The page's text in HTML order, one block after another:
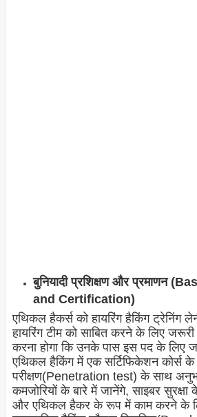
बुनियादी प्रशिक्षण और प्रमाणन
and Certification)
एथिकल हैकर्स को हायरिंग हैकिंग ट्रेनिंग
हायरिंग टीम को साबित करने के लिए जरूरी
करना होगा कि उनके पास इस पद के लिए
एथिकल हैकिंग में एक सर्टिफिकेशन कोर्स के
परीक्षण(Penetration test) के साथ
कमजोरियों के बारे में जानेंगे, साइबर सुरक्षा
और एथिकल हैकर के रूप में काम करने के